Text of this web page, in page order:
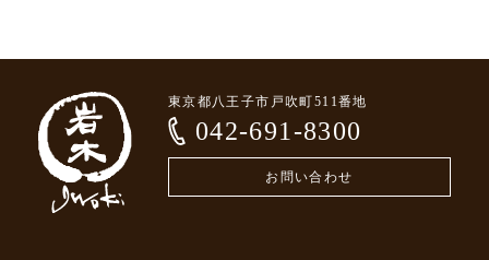
東京都八王子市戸吹町511番地
042-691-8300
お問い合わせ